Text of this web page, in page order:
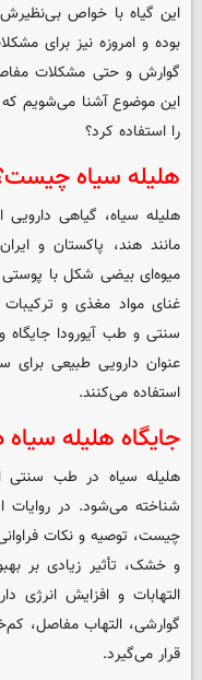
این گیاه با خواص
بوده و امروزه نیز برای
گوارش و حتی مشکلات
این موضوع آشنا می‌شویم
را استفاده کرد؟
هلیله سیاه
هلیله سیاه، گیاهی
مانند هند، پاکستان و
میوه‌ای بیضی ‌شکل با
غنای مواد مغذی و
سنتی و طب آیورودا جایگاه
عنوان دارویی طبیعی
استفاده می‌کنند.
جایگاه هلیله
هلیله سیاه در طب سنتی
شناخته می‌شود. در روایات
چیست، توصیه و نکات
و خشک، تأثیر زیادی بر
التهابات و افزایش انرژی
گوارشی، التهاب مفاصل،
قرار می‌گیرد.